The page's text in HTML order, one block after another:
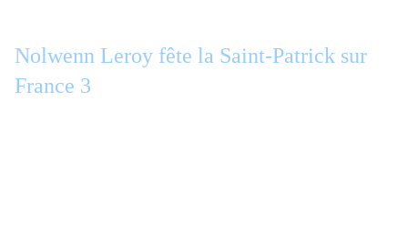
Nolwenn Leroy fête la Saint-Patrick sur
France 3